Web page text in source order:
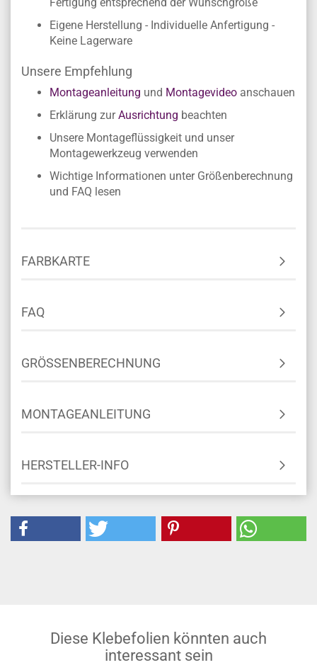
Eigene Herstellung - Individuelle Anfertigung -
Keine Lagerware
Unsere Empfehlung
Montageanleitung und Montagevideo anschauen
Erklärung zurAusrichtung beachten
Unsere Montageflüssigkeit und unser
Montagewerkzeug verwenden
Wichtige Informationen unter Größenberechnung
und FAQ lesen
FARBKARTE
FAQ
GRÖSSENBERECHNUNG
MONTAGEANLEITUNG
HERSTELLER-INFO
Diese Klebefolien könnten auch
interessant sein